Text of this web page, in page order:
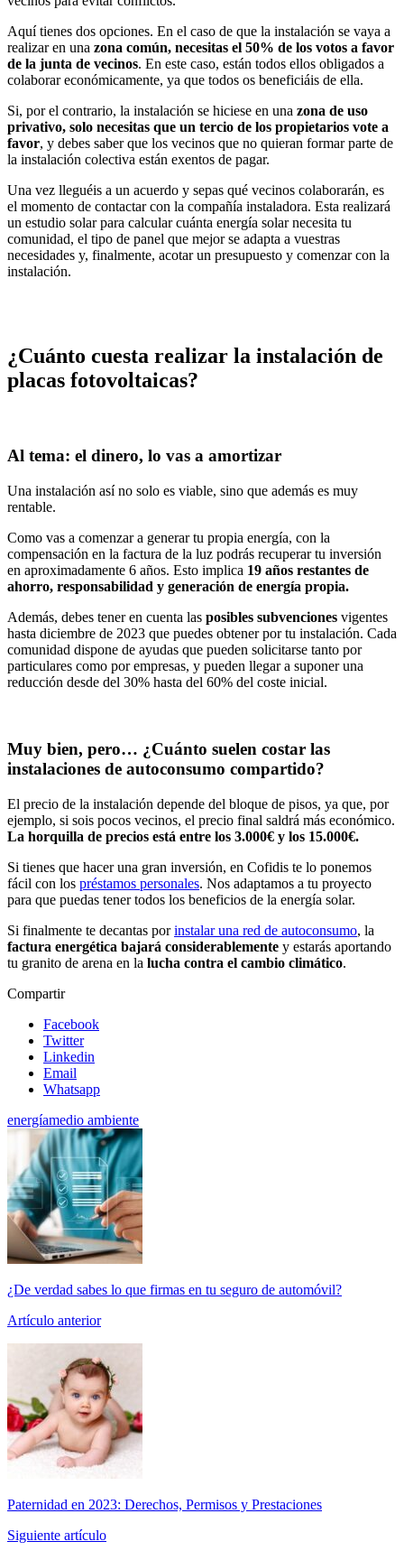
Aquí tienes dos opciones. En el caso de que la instalación se vaya a
realizar en una zona común, necesitas el 50% de los votos a favor
de la junta de vecinos. En este caso, están todos ellos obligados a
colaborar económicamente, ya que todos os beneficiáis de ella.
Si, por el contrario, la instalación se hiciese en una zona de uso
privativo, solo necesitas que un tercio de los propietarios vote a
favor, y debes saber que los vecinos que no quieran formar parte de
la instalación colectiva están exentos de pagar.
Una vez lleguéis a un acuerdo y sepas qué vecinos colaborarán, es
el momento de contactar con la compañía instaladora. Esta realizará
un estudio solar para calcularcuánta energía solar necesita tu
comunidad, el tipo de panel que mejor se adapta a vuestras
necesidades y, finalmente, acotar un presupuesto y comenzar con la
instalación.
¿Cuánto cuesta realizar la instalación de
placas fotovoltaicas?
Al tema: el dinero, lo vas a amortizar
Una instalación así no solo es viable, sino que además es muy
rentable.
Como vas a comenzar a generar tu propia energía, con la
compensación en la factura de la luz podrás recuperar tu inversión
en aproximadamente 6 años. Esto implica 19 años restantes de
ahorro, responsabilidad y generación de energía propia.
Además, debes tener en cuenta las posibles subvenciones vigentes
hasta diciembre de 2023 que puedes obtener por tu instalación. Cada
comunidad dispone de ayudas que pueden solicitarse tanto por
particulares como por empresas, y pueden llegar a suponer una
reducción desde del 30% hasta del 60% del coste inicial.
Muy bien, pero… ¿Cuánto suelen costar las
instalaciones de autoconsumo compartido?
El precio de la instalación depende del bloque de pisos, ya que, por
ejemplo, si sois pocos vecinos, el precio final saldrá más económico.
La horquilla de precios está entre los 3.000€ y los 15.000€.
Si tienes que hacer una gran inversión, en Cofidis te lo ponemos
fácil con los préstamos personales. Nos adaptamos a tu proyecto
para que puedas tener todos los beneficios de la energía solar.
Si finalmente te decantas porinstalar una red de autoconsumo, la
factura energética bajará considerablemente y estarás aportando
tu granito de arena en la lucha contra el cambio climático.
Compartir
Facebook
Twitter
Linkedin
Email
Whatsapp
energíamedio ambiente
¿De verdad sabes lo que firmas en tu seguro de automóvil?
Artículo anterior
Paternidad en 2023: Derechos, Permisos y Prestaciones
Siguiente artículo